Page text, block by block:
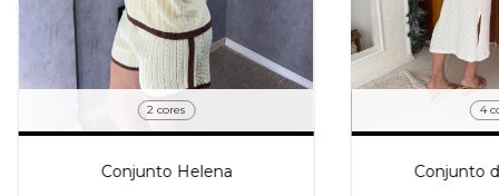
2 cores
Conjunto Helena
4
Conjunto